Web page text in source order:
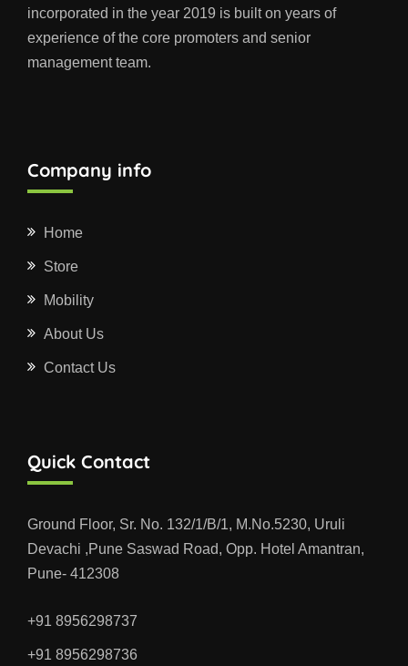
incorporated in the year 2019 is built on years of
experience of the core promoters and senior
management team.
Company info
Home
Store
Mobility
About Us
Contact Us
Quick Contact
Ground Floor, Sr. No. 132/1/B/1, M.No.5230, Uruli
Devachi ,Pune Saswad Road, Opp. Hotel Amantran,
Pune- 412308
+91 8956298737
+91 8956298736